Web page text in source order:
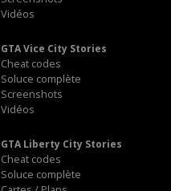
Vidéos
GTA Vice City Stories
Cheat codes
Soluce complète
Screenshots
Vidéos
GTA Liberty City Stories
Cheat codes
Soluce complète